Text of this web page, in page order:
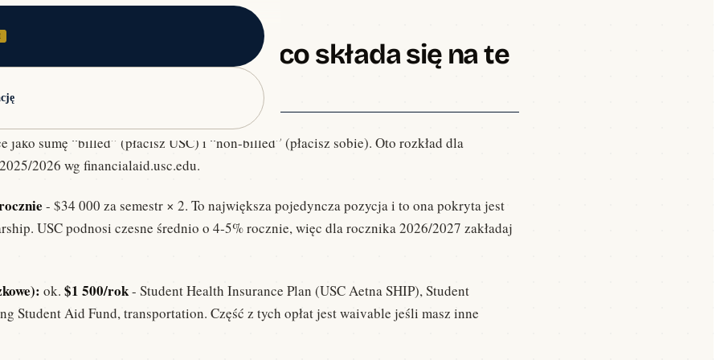
i mocnych stron.
z instant feedback.
akademickie.
naukami ścisłymi.
recruitment videos.
Cost of Attendance - co składa się na te
jako sumę “billed” (płacisz USC) i “non-billed” (płacisz sobie). Oto rozkład dla
2026 wg financialaid.usc.edu.
- $34 000 za semestr × 2. To największa pojedyncza pozycja i to ona pokryta jest
USC podnosi czesne średnio o 4-5% rocznie, więc dla rocznika 2026/2027 zakładaj
ok. $1 500/rok- Student Health Insurance Plan (USC Aetna SHIP), Student
Student Aid Fund, transportation. Część z tych opłat jest waivable jeśli masz inne